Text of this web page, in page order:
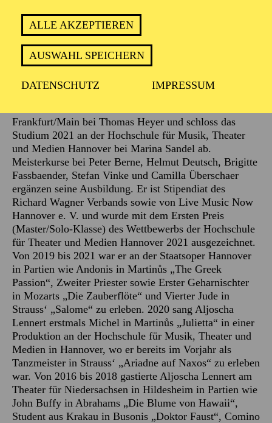
ALLE AKZEPTIEREN
AUSWAHL SPEICHERN
DATENSCHUTZ IMPRESSUM
Rollendebüts als Baron Zsupán in Kálmáns „Gräfin
Mariza“ sowie in der Titelpartie in Mozarts „La
clemenza di Tito“. 2023 debütierte er als Tito am
Mainfranken Theater in Würzburg. Im Sommer 2023
war er erstmals bei den Salzburger Festspielen zu
erleben.
Frankfurt/Main bei Thomas Heyer und schloss das
Studium 2021 an der Hochschule für Musik, Theater
und Medien Hannover bei Marina Sandel ab.
Meisterkurse bei Peter Berne, Helmut Deutsch, Brigitte
Fassbaender, Stefan Vinke und Camilla Überschaer
ergänzen seine Ausbildung. Er ist Stipendiat des
Richard Wagner Verbands sowie von Live Music Now
Hannover e. V. und wurde mit dem Ersten Preis
(Master/Solo-Klasse) des Wettbewerbs der Hochschule
für Theater und Medien Hannover 2021 ausgezeichnet.
Von 2019 bis 2021 war er an der Staatsoper Hannover
in Partien wie Andonis in Martinůs „The Greek
Passion“, Zweiter Priester sowie Erster Geharnischter
in Mozarts „Die Zauberflöte“ und Vierter Jude in
Strauss‘ „Salome“ zu erleben. 2020 sang Aljoscha
Lennert erstmals Michel in Martinůs „Julietta“ in einer
Produktion an der Hochschule für Musik, Theater und
Medien in Hannover, wo er bereits im Vorjahr als
Tanzmeister in Strauss‘ „Ariadne auf Naxos“ zu erleben
war. Von 2016 bis 2018 gastierte Aljoscha Lennert am
Theater für Niedersachsen in Hildesheim in Partien wie
John Buffy in Abrahams „Die Blume von Hawaii“,
Student aus Krakau in Busonis „Doktor Faust“, Comino